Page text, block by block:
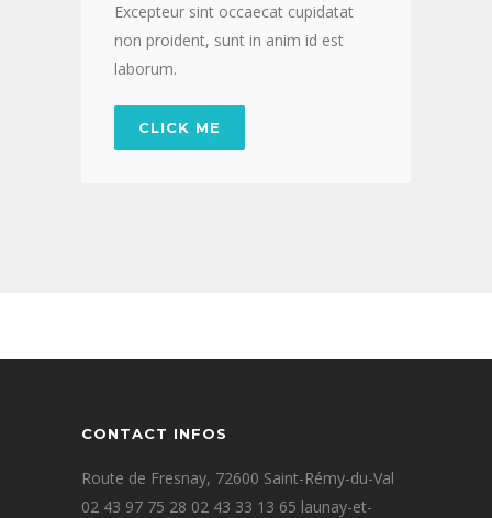
Excepteur sint occaecat cupidatat
non proident, sunt in anim id est
laborum.
CLICK ME
CONTACT INFOS
Route de Fresnay, 72600 Saint-Rémy-du-Val
02 43 97 75 28 02 43 33 13 65 launay-et-